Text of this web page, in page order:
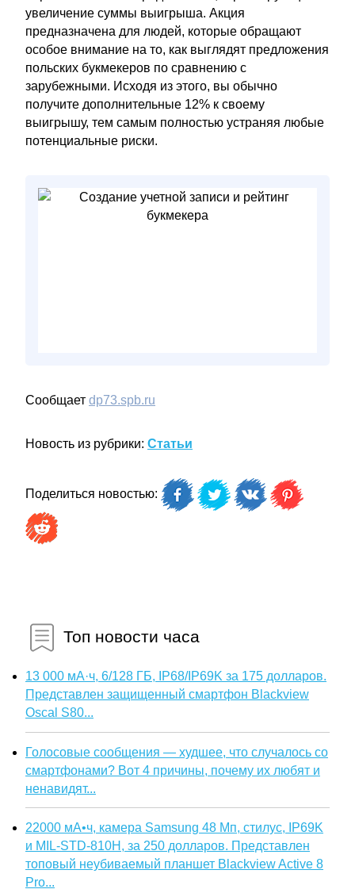
увеличение суммы выигрыша. Акция
предназначена для людей, которые обращают
особое внимание на то, как выглядят предложения
польских букмекеров по сравнению с
зарубежными. Исходя из этого, вы обычно
получите дополнительные 12% к своему
выигрышу, тем самым полностью устраняя любые
потенциальные риски.
Сообщает dp73.spb.ru
Новость из рубрики: Статьи
Поделиться новостью:
Топ новости часа
13 000 мА·ч, 6/128 ГБ, IP68/IP69K за 175 долларов.
Представлен защищенный смартфон Blackview
Oscal S80...
Голосовые сообщения — худшее, что случалось со
смартфонами? Вот 4 причины, почему их любят и
ненавидят...
22000 мА•ч, камера Samsung 48 Мп, стилус, IP69K
и MIL-STD-810H, за 250 долларов. Представлен
топовый неубиваемый планшет Blackview Active 8
Pro...